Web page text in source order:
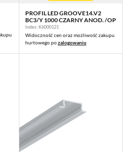
PROFIL LED GROOVE14.V2
BC3/Y 1000 CZARNY ANOD. /OP
Index: K6000121
Widoczność cen oraz możliwość zakupu
hurtowego pozalogowaniu